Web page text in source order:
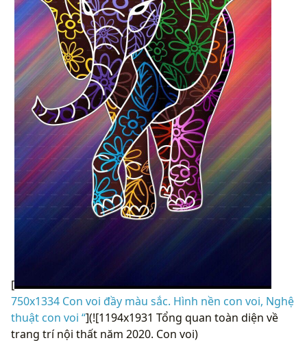
[
750x1334 Con voi đầy màu sắc. Hình nền con voi, Nghệ
thuật con voi “](![1194x1931 Tổng quan toàn diện về
trang trí nội thất năm 2020. Con voi)